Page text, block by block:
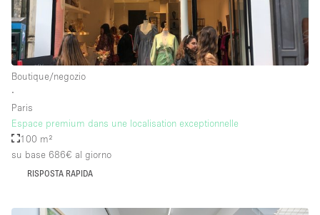
Boutique/negozio
∙
Paris
Espace premium dans une localisation exceptionnelle
100 m²
su base 686€ al giorno
RISPOSTA RAPIDA